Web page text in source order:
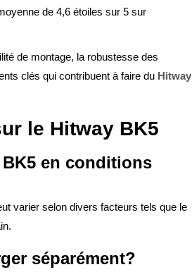
de 4,6 étoiles sur 5 sur
de montage, la robustesse des
clés qui contribuent à faire du Hitway
le Hitway BK5
en conditions
varier selon divers facteurs tels que le
séparément?